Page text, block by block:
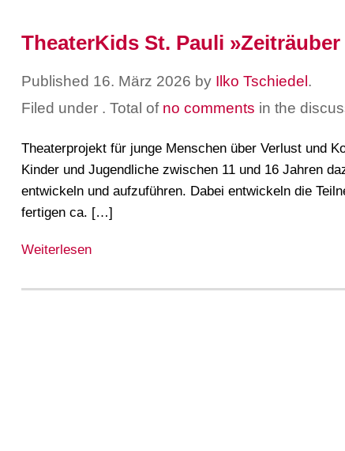
TheaterKids St. Pauli
Published 16. März 2026 by Ilko Tschiedel.
Filed under . Total of no comments in the
Theaterprojekt für junge Menschen über Verlust und
Kinder und Jugendliche zwischen 11 und 16 Jahren
entwickeln und aufzuführen. Dabei entwickeln die
fertigen ca. […]
Weiterlesen